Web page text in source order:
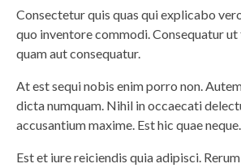
Consectetur quis quas qui explicabo
quo inventore commodi. Consequatur
quam aut consequatur.
At est sequi nobis enim porro non.
dicta numquam. Nihil in occaecati
accusantium maxime. Est hic quae neque.
Est et iure reiciendis quia adipisci.